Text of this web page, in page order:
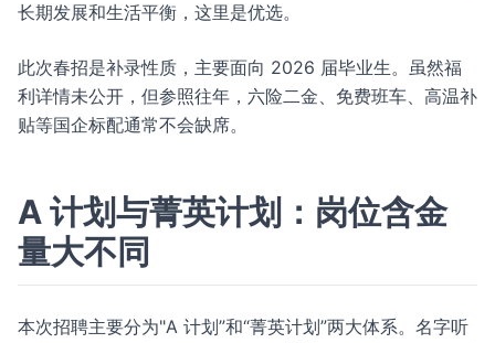
长期发展和生活平衡，这里是优选。
此次春招是补录性质，主要面向 2026 届毕业生。虽然福
利详情未公开，但参照往年，六险二金、免费班车、高温补
贴等国企标配通常不会缺席。
A 计划与菁英计划：岗位含金
量大不同
本次招聘主要分为"A 计划”和“菁英计划”两大体系。名字听